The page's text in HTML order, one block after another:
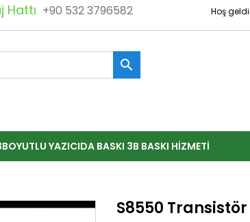
Hattı +90 532 3796582 Hoş

YAZICIDA BASKI 3B BASKI HIZMETI
S8550 Transistör